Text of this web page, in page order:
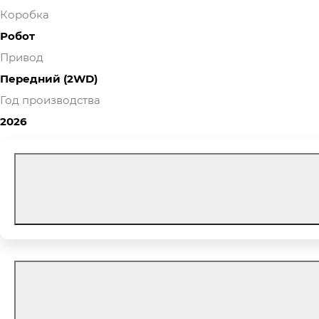
Коробка
Робот
Привод
Передний (2WD)
Год производства
2026